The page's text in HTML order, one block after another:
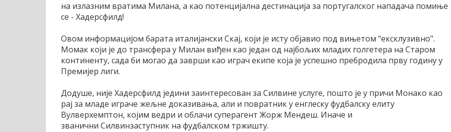
на излазним вратима Милана, а као потенцијална дестинација за португалског нападача помиње
се - Хадерсфилд!
Овом информацијом барата италијански Скај, који је исту објавио под вињетом "ексклузивно".
Момак који је до трансфера у Милан виђен као један од најбољих младих голгетера на Старом
континенту, сада би могао да заврши као играч екипе која је успешно пребродила прву годину у
Премијер лиги.
Додуше, није Хадерсфилд једини заинтересован за Силвине услуге, пошто је у причи Монако као
рај за младе играче жељне доказивања, али и повратник у енглеску фудбалску елиту
Вулверхемптон, којим ведри и облачи суперагент Жорж Мендеш. Иначе и
званични Силвинзаступник на фудбалском тржишту.